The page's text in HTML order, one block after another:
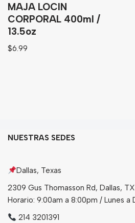
Sopas
Atoles
Golosinas
Bebidas
Tés
MAJA LOCIN
CORPORAL 400ml /
13.5oz
$6.99
NUESTRAS SEDES
Dallas, Texas
2309 Gus Thomasson Rd, Dallas,
Horario: 9:00am a 8:00pm / Lunes a
214 3201391